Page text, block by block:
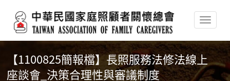
【1100825簡報檔】長照服務法修法線上
座談會_決策合理性與審議制度